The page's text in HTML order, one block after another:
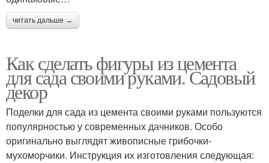
читать дальше →
Как сделать фигуры из цемента
для сада своими руками. Садовый
декор
Поделки для сада из цемента своими руками пользуются
популярностью у современных дачников. Особо
оригинально выглядят живописные грибочки-
мухоморчики. Инструкция их изготовления следующая: